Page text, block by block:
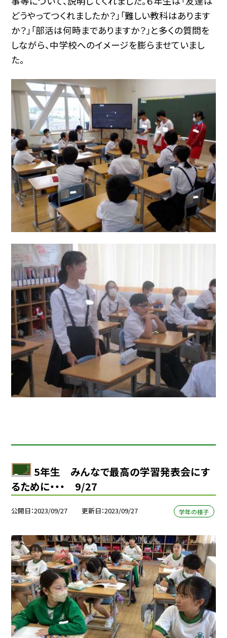
どうやってつくれましたか？」「難しい教科はあります
か？」「部活は何時までありますか？」と多くの質問を
しながら、中学校へのイメージを膨らませていまし
た。
5年生 みんなで最高の学習発表会にす
るために・・・ 9/27
公開日 2023/09/27 更新日 2023/09/27 学年の様子